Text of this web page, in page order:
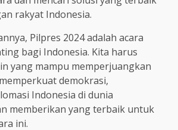
rakyat Indonesia.
Pilpres 2024 adalah acara
bagi Indonesia. Kita harus
yang mampu memperjuangkan
demokrasi,
Indonesia di dunia
memberikan yang terbaik untuk
ini.